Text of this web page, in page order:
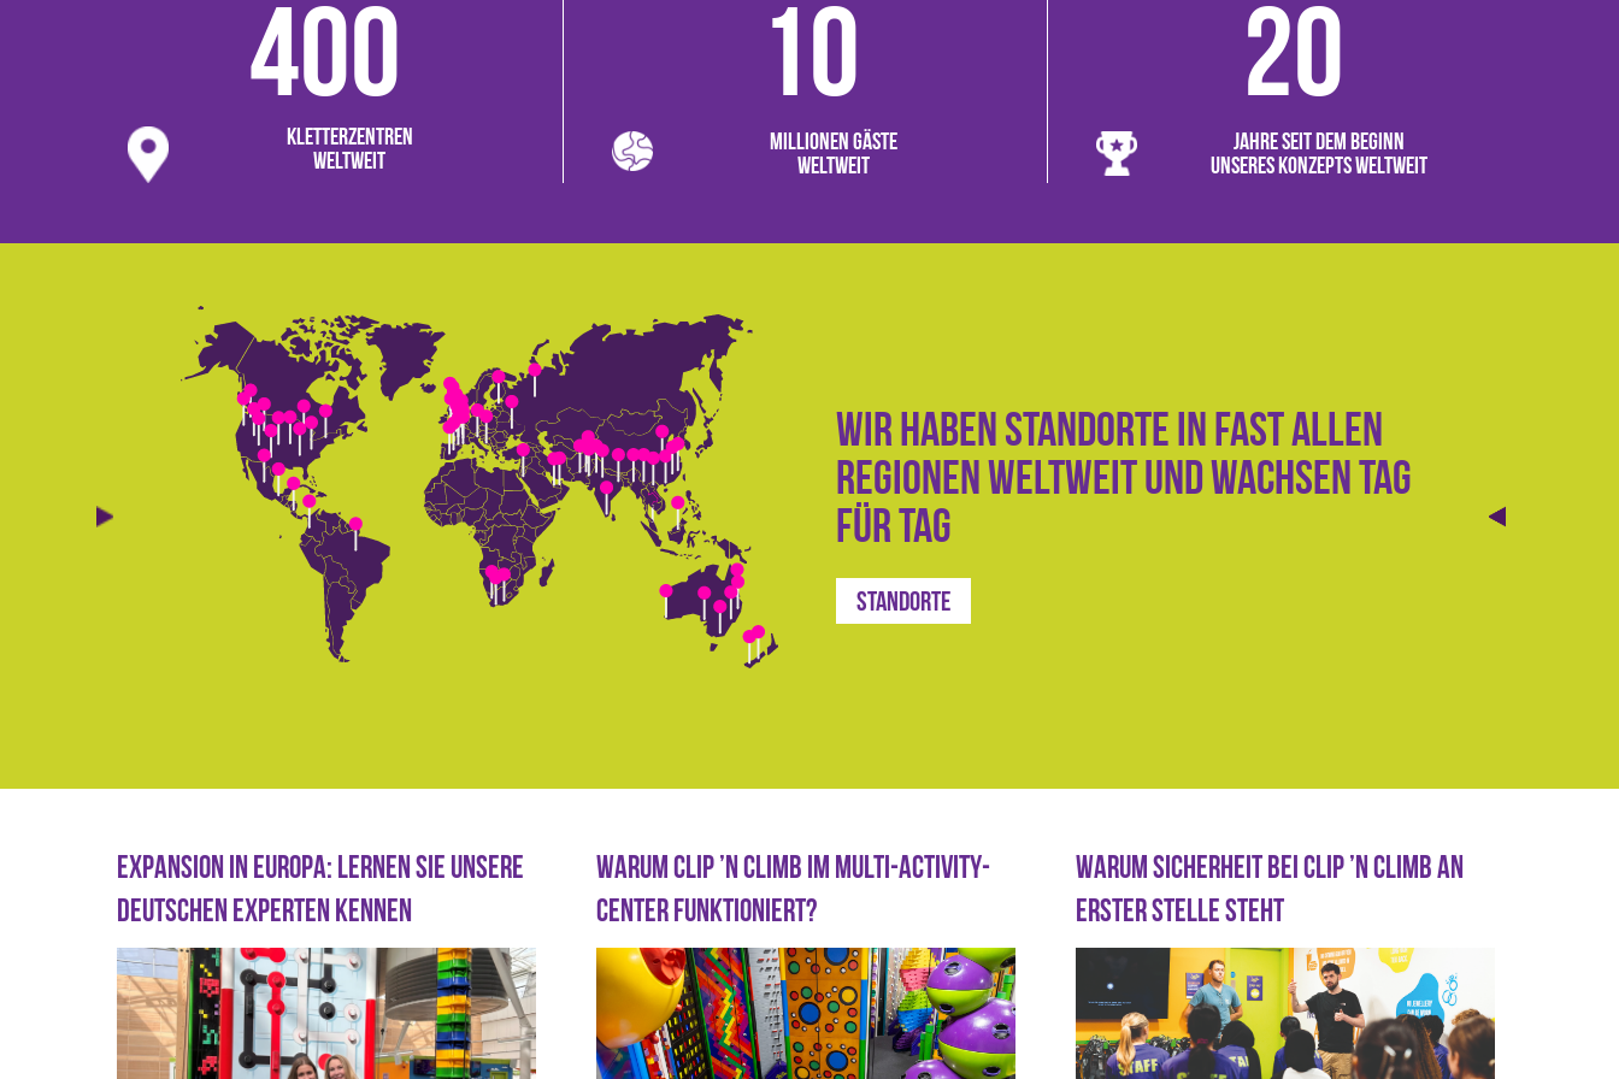
400
Kletterzentren
weltweit
10
Millionen Gäste
weltweit
20
Jahre seit dem Beginn
unseres Konzepts weltweit
Wir haben Standorte in fast allen
Regionen weltweit und wachsen Tag
für Tag
Standorte
EXPANSION IN EUROPA: LERNEN SIE UNSERE
DEUTSCHEN EXPERTEN KENNEN
WARUM CLIP ’N CLIMB IM MULTI-ACTIVITY-
CENTER FUNKTIONIERT?
WARUM SICHERHEIT BEI CLIP ’N CLIMB AN
ERSTER STELLE STEHT